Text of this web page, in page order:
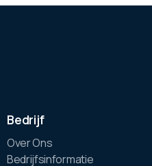
Bedrijf
Over Ons
Bedrijfsinformatie